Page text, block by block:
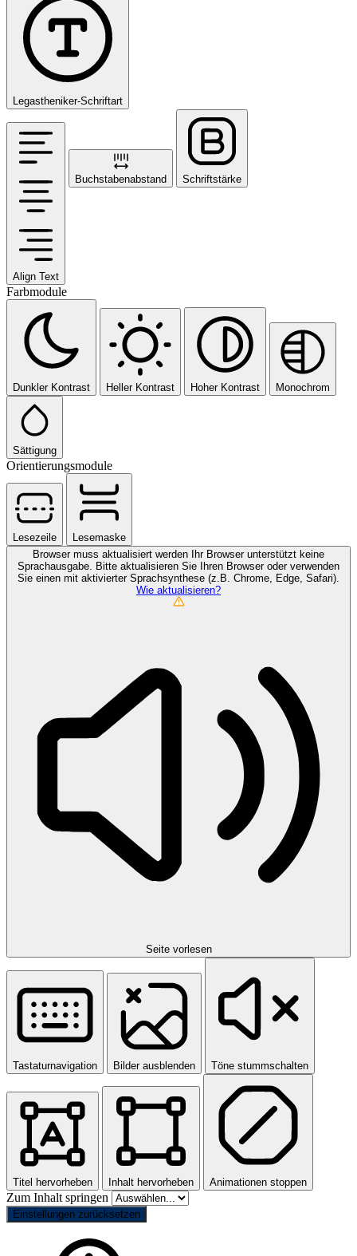
Legastheniker-Schriftart
Align Text
Buchstabenabstand Schriftstärke
Farbmodule
Dunkler Kontrast Heller Kontrast Hoher Kontrast Monochrom
Sättigung
Orientierungsmodule
Lesezeile
Lesemaske
Browser muss aktualisiert werden Ihr Browser unterstützt keine
Sprachausgabe. Bitte aktualisieren Sie Ihren Browser oder verwenden
Sie einen mit aktivierter Sprachsynthese (z.B. Chrome, Edge, Safari).
Wie aktualisieren?
Seite vorlesen
Tastaturnavigation Bilder ausblenden Töne stummschalten
Titel hervorheben Inhalt hervorheben Animationen stoppen
Zum Inhalt springen
Einstellungen zurücksetzen